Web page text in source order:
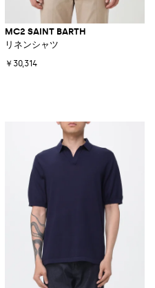
MC2 SAINT BARTH
リネンシャツ
￥30,314